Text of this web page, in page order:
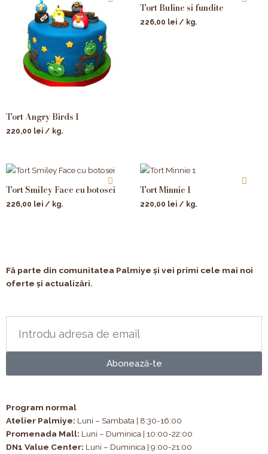
Tort Angry Birds 1
220,00 lei / kg.
Tort Buline si fundite
226,00 lei / kg.
Tort Smiley Face cu botosei
226,00 lei / kg.
Tort Minnie 1
220,00 lei / kg.
Fă parte din comunitatea Palmiye și vei primi cele mai noi
oferte și actualizări.
Abonează-te
Program normal
Atelier Palmiye: Luni – Sambata | 8:30-16:00
Promenada Mall: Luni – Duminica | 10:00-22:00
DN1 Value Center: Luni – Duminica | 9:00-21:00